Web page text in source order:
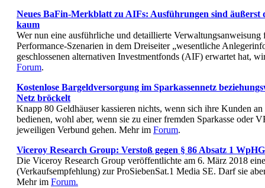
Neues BaFin-Merkblatt zu AIFs: Ausführungen sind äußerst
kaum
Wer nun eine ausführliche und detaillierte Verwaltungsanweisung
Performance-Szenarien in dem Dreiseiter „wesentliche
geschlossenen alternativen Investmentfonds (AIF) erwartet hat,
Forum.
Kostenlose Bargeldversorgung im Sparkassennetz
Netz bröckelt
Knapp 80 Geldhäuser kassieren nichts, wenn sich ihre Kunden
bedienen, wohl aber, wenn sie zu einer fremden Sparkasse oder
jeweiligen Verbund gehen. Mehr im Forum.
Viceroy Research Group: Verstoß gegen § 86 Absatz 1 WpHG
Die Viceroy Research Group veröffentlichte am 6. März 2018
(Verkaufsempfehlung) zur ProSiebenSat.1 Media SE. Darf sie
Mehr im Forum.